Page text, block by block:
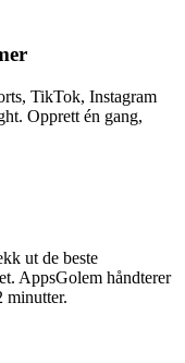
TikTok, Instagram
Opprett én gang,
ut de beste
AppsGolem håndterer
minutter.